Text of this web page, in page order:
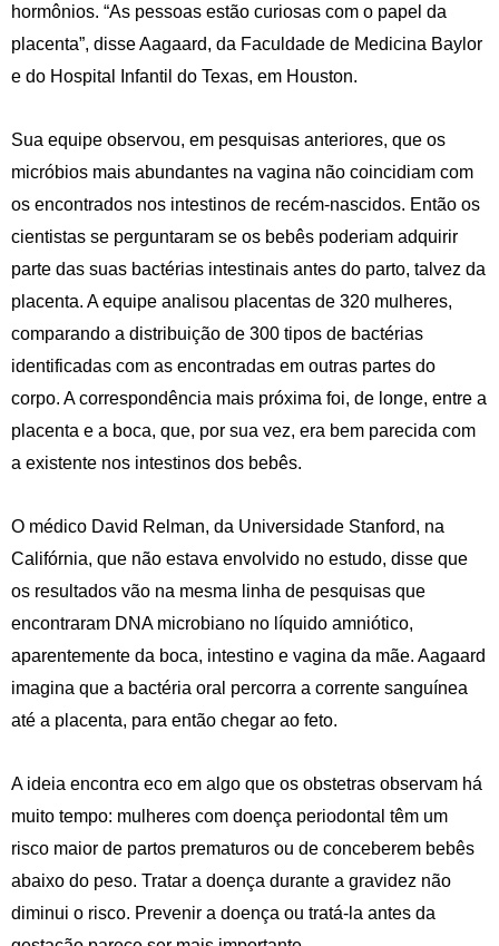
hormônios. “As pessoas estão curiosas com o papel da
placenta”, disse Aagaard, da Faculdade de Medicina Baylor
e do Hospital Infantil do Texas, em Houston.
Sua equipe observou, em pesquisas anteriores, que os
micróbios mais abundantes na vagina não coincidiam com
os encontrados nos intestinos de recém-nascidos. Então os
cientistas se perguntaram se os bebês poderiam adquirir
parte das suas bactérias intestinais antes do parto, talvez da
placenta. A equipe analisou placentas de 320 mulheres,
comparando a distribuição de 300 tipos de bactérias
identificadas com as encontradas em outras partes do
corpo. A correspondência mais próxima foi, de longe, entre a
placenta e a boca, que, por sua vez, era bem parecida com
a existente nos intestinos dos bebês.
O médico David Relman, da Universidade Stanford, na
Califórnia, que não estava envolvido no estudo, disse que
os resultados vão na mesma linha de pesquisas que
encontraram DNA microbiano no líquido amniótico,
aparentemente da boca, intestino e vagina da mãe. Aagaard
imagina que a bactéria oral percorra a corrente sanguínea
até a placenta, para então chegar ao feto.
A ideia encontra eco em algo que os obstetras observam há
muito tempo: mulheres com doença periodontal têm um
risco maior de partos prematuros ou de conceberem bebês
abaixo do peso. Tratar a doença durante a gravidez não
diminui o risco. Prevenir a doença ou tratá-la antes da